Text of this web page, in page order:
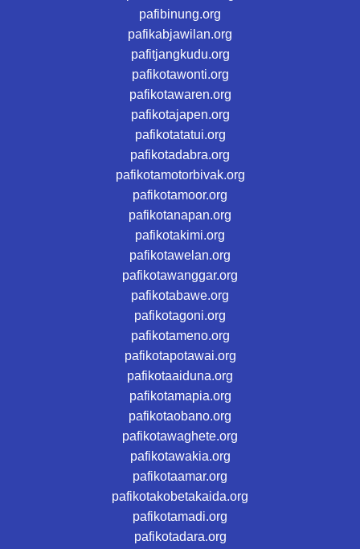
pafibinung.org
pafikabjawilan.org
pafitjangkudu.org
pafikotawonti.org
pafikotawaren.org
pafikotajapen.org
pafikotatatui.org
pafikotadabra.org
pafikotamotorbivak.org
pafikotamoor.org
pafikotanapan.org
pafikotakimi.org
pafikotawelan.org
pafikotawanggar.org
pafikotabawe.org
pafikotagoni.org
pafikotameno.org
pafikotapotawai.org
pafikotaaiduna.org
pafikotamapia.org
pafikotaobano.org
pafikotawaghete.org
pafikotawakia.org
pafikotaamar.org
pafikotakobetakaida.org
pafikotamadi.org
pafikotadara.org